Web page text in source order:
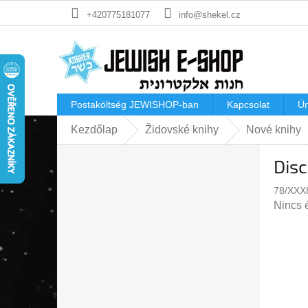
tartalomhoz
+420775181077 info@shekel.cz
Postaköltség JEWISHOP-ban Kapcsolat
Kezdőlap Židovské knihy Nové knihy
78/
A
Nincs